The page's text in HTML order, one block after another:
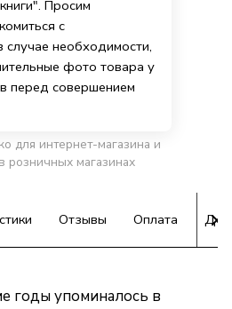
Просим
с
необходимости,
фото товара у
перед совершением
для интернет-магазина и
розничных магазинах
Отзывы Оплата
годы упоминалось в